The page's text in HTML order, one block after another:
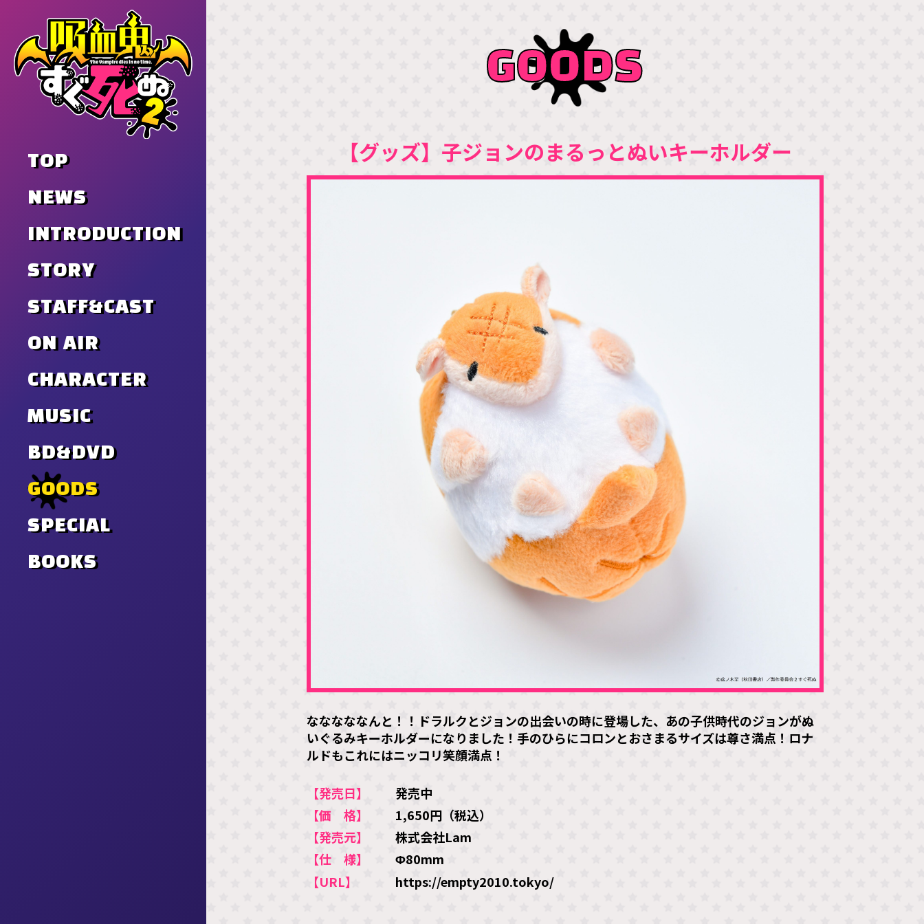
TOP
NEWS
INTRODUCTION
STORY
STAFF&CAST
ON AIR
CHARACTER
MUSIC
BD&DVD
GOODS
SPECIAL
BOOKS
GOODS
【グッズ】子ジョンのまるっとぬいキーホルダー
なななななんと！！ドラルクとジョンの出会いの時に登場した、あの子供時代のジョンがぬ
いぐるみキーホルダーになりました！手のひらにコロンとおさまるサイズは尊さ満点！ロナ
ルドもこれにはニッコリ笑顔満点！
【発売日】
発売中
【価 格】
1,650円（税込）
【発売元】
株式会社Lam
【仕 様】
Φ80mm
【URL】
https://empty2010.tokyo/